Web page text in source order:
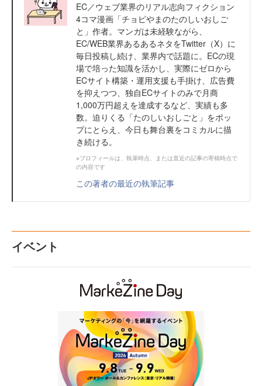
EC／ウェブ業界のリアル志向フィクション
4コマ漫画「チョピやまのたのしいおしご
と」作者。マンガは未経験ながら、
EC/WEB業界あるあるネタをTwitter（X）に
毎日投稿し続け、業界内で話題に。ECの現
場で培った知識を活かし、実際にゼロから
ECサイト構築・運用支援も手掛け、広告費
を抑えつつ、独自ECサイトのみで月商
1,000万円超えを達成するなど、実績も多
数。迫りくる「たのしいおしごと」をポッ
プにとらえ、今日も舞台裏をコミカルに描
き続ける。
※プロフィールは、執筆時点、または直近の記事の寄稿時点で
の内容です
この著者の最近の執筆記事
イベント